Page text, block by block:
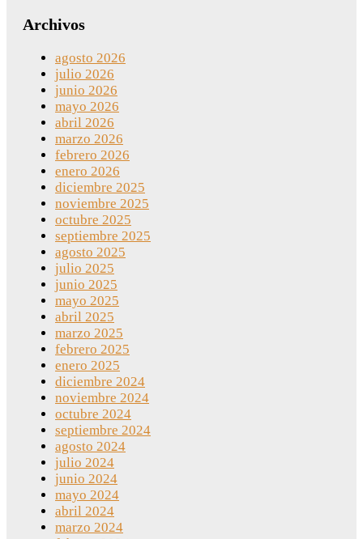
Archivos
agosto 2026
julio 2026
junio 2026
mayo 2026
abril 2026
marzo 2026
febrero 2026
enero 2026
diciembre 2025
noviembre 2025
octubre 2025
septiembre 2025
agosto 2025
julio 2025
junio 2025
mayo 2025
abril 2025
marzo 2025
febrero 2025
enero 2025
diciembre 2024
noviembre 2024
octubre 2024
septiembre 2024
agosto 2024
julio 2024
junio 2024
mayo 2024
abril 2024
marzo 2024